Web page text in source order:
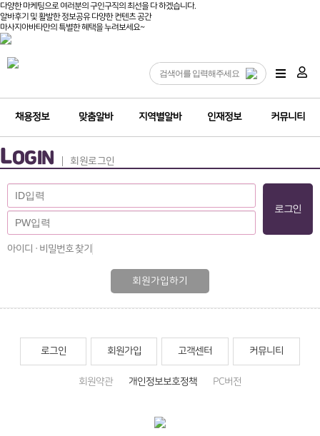
다양한 마케팅으로 여러분의 구인구직의 최선을 다 하겠습니다.
알바후기 및 활발한 정보공유 다양한 컨텐츠 공간
마사지아바타만의 특별한 혜택을 누려보세요~
채용정보 맞춤알바 지역별알바 인재정보 커뮤니티
LOGIN 회원로그인
아이디 · 비밀번호 찾기
회원가입하기
로그인 회원가입 고객센터 커뮤니티
회원약관 개인정보보호정책 PC버전